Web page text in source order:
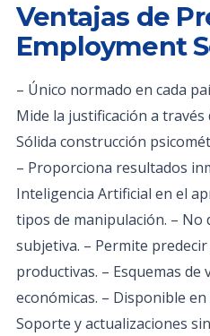
Ventajas de
Employment
– Único normado en cada
Mide la justificación a través
Sólida construcción
– Proporciona resultados
Inteligencia Artificial en el
tipos de manipulación. –
subjetiva. – Permite
productivas. – Esquemas de
económicas. – Disponible en
Soporte y actualizaciones